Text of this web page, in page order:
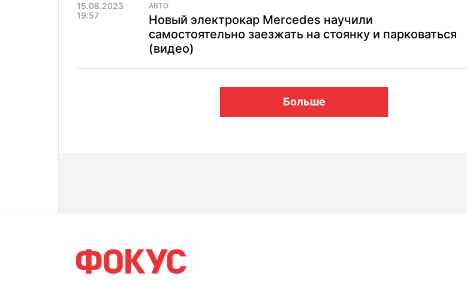
15.08.2023
19:57
АВТО
Новый электрокар Mercedes научили
самостоятельно заезжать на стоянку и парковаться
(видео)
Больше